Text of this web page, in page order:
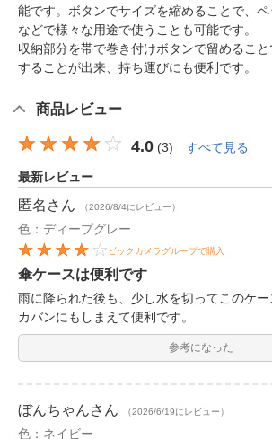
能です。ボタンでサイズを縮めることで、
などで様々な用途で使うことも可能です。
収納部分を帯で巻き付けボタンで留めるこ
することが出来、持ち運びにも便利です。
商品レビュー
4.0 (3) すべて見る
最新レビュー
匿名 さん （2026/8/4にレビュー）
色：ディープグレー
ビックカメラグループで購入
傘ケースは便利です
雨に降られた後も、少し水を切ってこのケ
カバンにもしまえて便利です。
参考になった
ぼんちゃんさん （2026/6/19にレビュー）
色：ネイビー